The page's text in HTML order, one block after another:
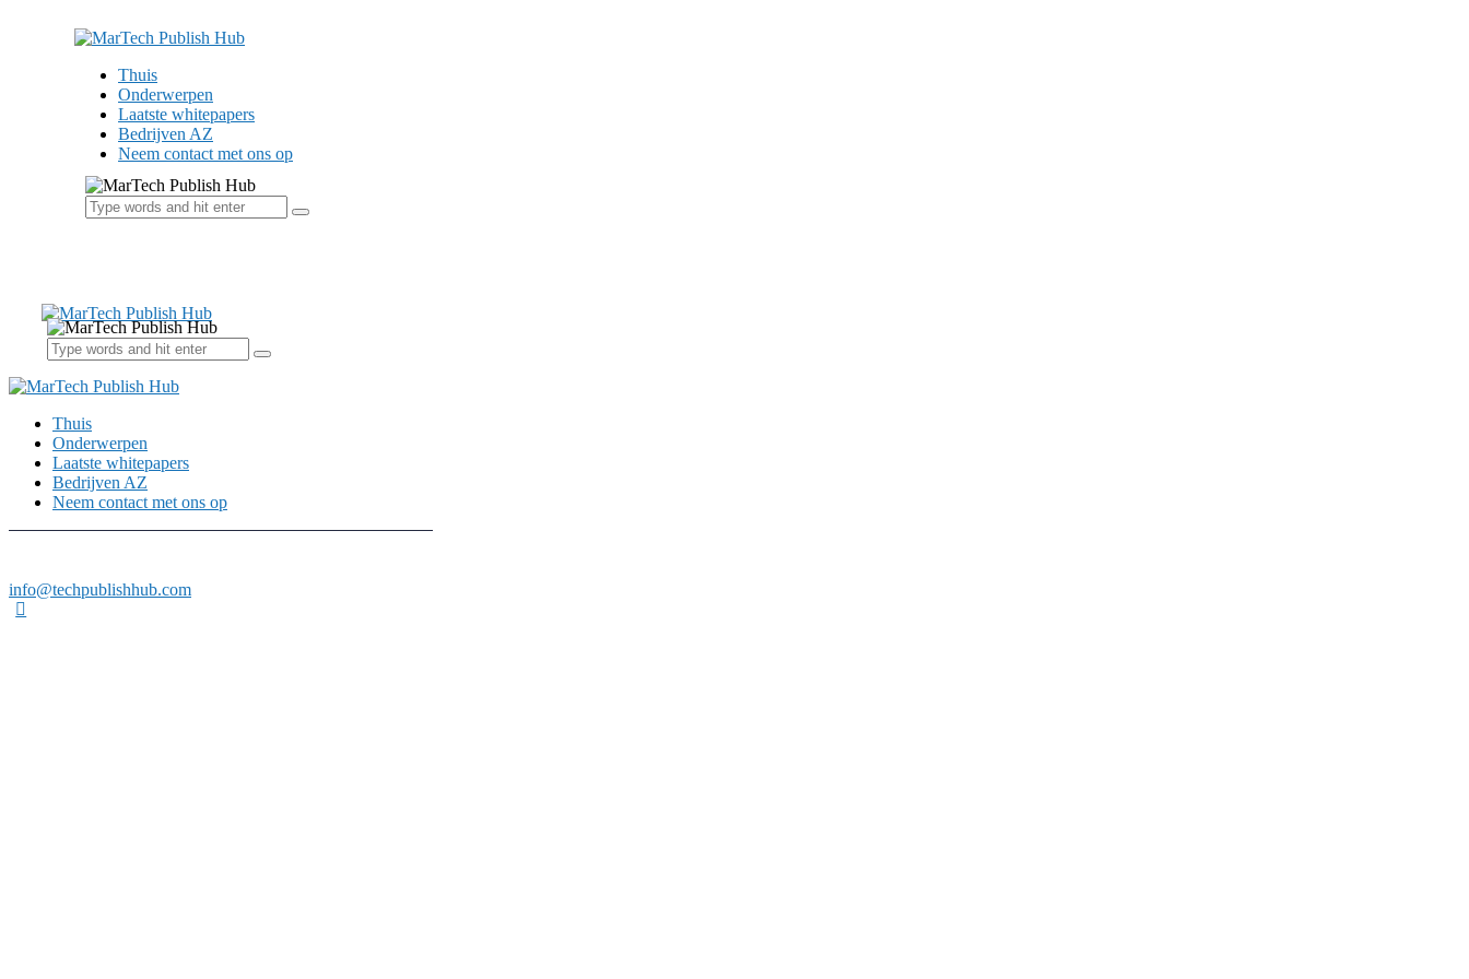
Thuis
Onderwerpen
Laatste whitepapers
Bedrijven AZ
Neem contact met ons op
Thuis
Onderwerpen
Laatste whitepapers
Bedrijven AZ
Neem contact met ons op
info@techpublishhub.com